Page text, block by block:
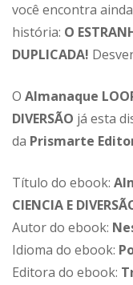
você encontra
história: O
DUPLICADA!
O Almanaque
DIVERSÃO já esta
da Prismarte
Título do ebook:
CIENCIA E
Autor do ebook:
Idioma do ebook:
Editora do ebook: